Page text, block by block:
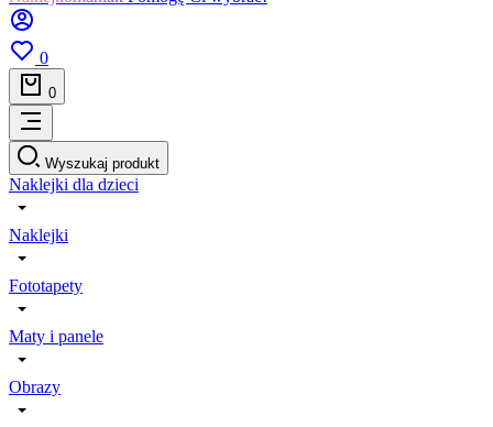
0
0
Wyszukaj produkt
Naklejki dla dzieci
Naklejki
Fototapety
Maty i panele
Obrazy